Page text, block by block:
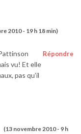
2010 - 19 h 18 min)
Répondre
vu! Et elle
pas qu’il
(13 novembre 2010 - 9 h